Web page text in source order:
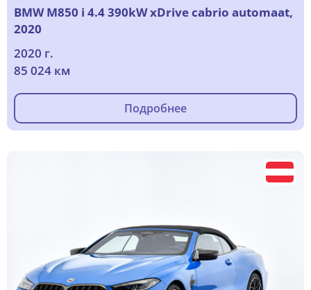
BMW M850 i 4.4 390kW xDrive cabrio automaat,
2020
2020 г.
85 024 км
Подробнее